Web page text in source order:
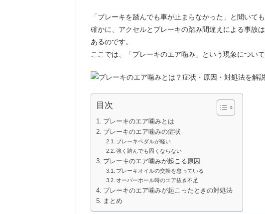
「ブレーキを踏んでも車が止まらなかった」と聞いて
確かに、アクセルとブレーキの踏み間違えによる事故
あるのです。
ここでは、「ブレーキのエア噛み」という現象につい
目次
ブレーキのエア噛みとは
ブレーキのエア噛みの症状
ブレーキペダルが軽い
強く踏んでも固くならない
ブレーキのエア噛みが起こる原因
ブレーキオイルの交換を怠っている
オーバーホール時のエア抜き不足
ブレーキのエア噛みが起こったときの対処法
まとめ